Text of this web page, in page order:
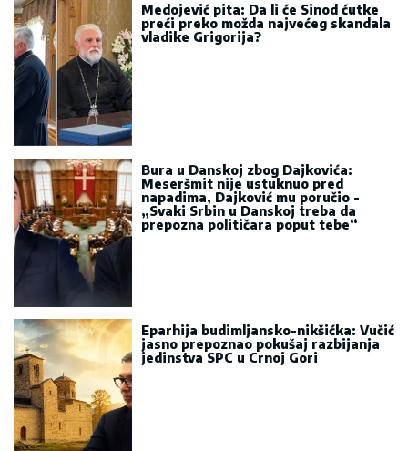
Medojević pita: Da li će Sinod ćutke
preći preko možda najvećeg skandala
vladike Grigorija?
Bura u Danskoj zbog Dajkovića:
Meseršmit nije ustuknuo pred
napadima, Dajković mu poručio -
„Svaki Srbin u Danskoj treba da
prepozna političara poput tebe“
Eparhija budimljansko-nikšićka: Vučić
jasno prepoznao pokušaj razbijanja
jedinstva SPC u Crnoj Gori